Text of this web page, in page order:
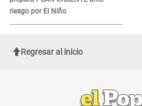
riesgo por El Niño
Regresar al inicio